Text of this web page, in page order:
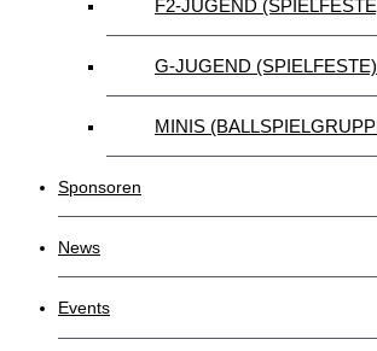
F2-JUGEND
G-JUGEND (SPIELFESTE)
MINIS
Sponsoren
News
Events